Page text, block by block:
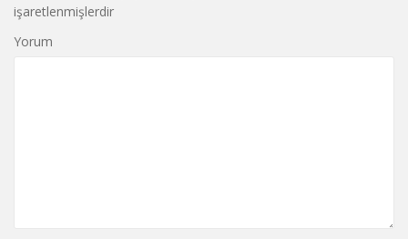
işaretlenmişlerdir
Yorum